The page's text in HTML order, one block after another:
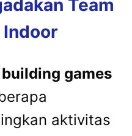
Team
games
aktivitas